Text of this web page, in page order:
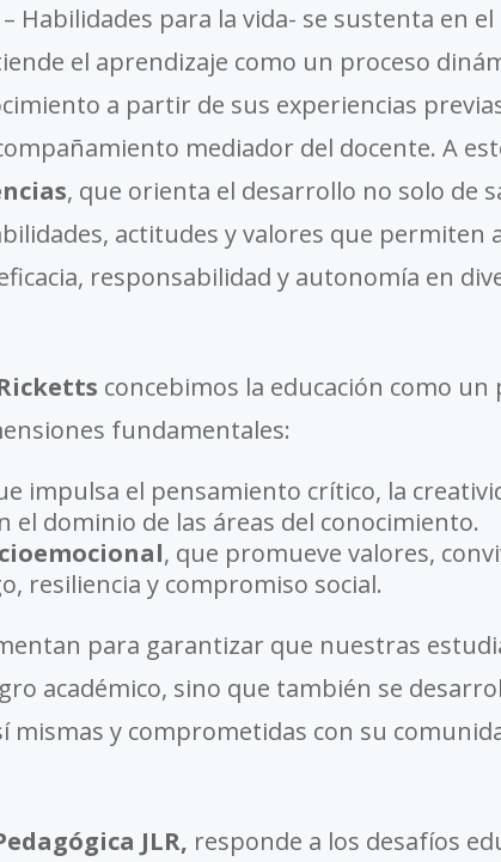
– Habilidades para la vida- se sustenta en el
el aprendizaje como un proceso
a partir de sus experiencias
mediador del docente. A
, que orienta el desarrollo no solo de
actitudes y valores que permiten
responsabilidad y autonomía en
concebimos la educación como un
fundamentales:
impulsa el pensamiento crítico, la
el dominio de las áreas del conocimiento.
, que promueve valores,
resiliencia y compromiso social.
para garantizar que nuestras
académico, sino que también se
mismas y comprometidas con su
JLR, responde a los desafíos